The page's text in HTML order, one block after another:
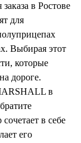
в Ростове
для
Выбирая этот
которые
дороге.
в
в себе
его